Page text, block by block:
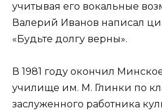
учитывая его вокальные
Валерий Иванов написал
«Будьте долгу верны».
В 1981 году окончил
училище им. М. Глинки по
заслуженного работника